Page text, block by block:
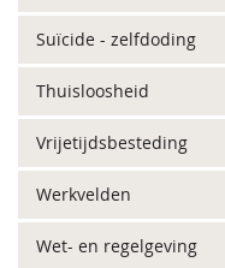
Suïcide - zelfdoding
Thuisloosheid
Vrijetijdsbesteding
Werkvelden
Wet- en regelgeving